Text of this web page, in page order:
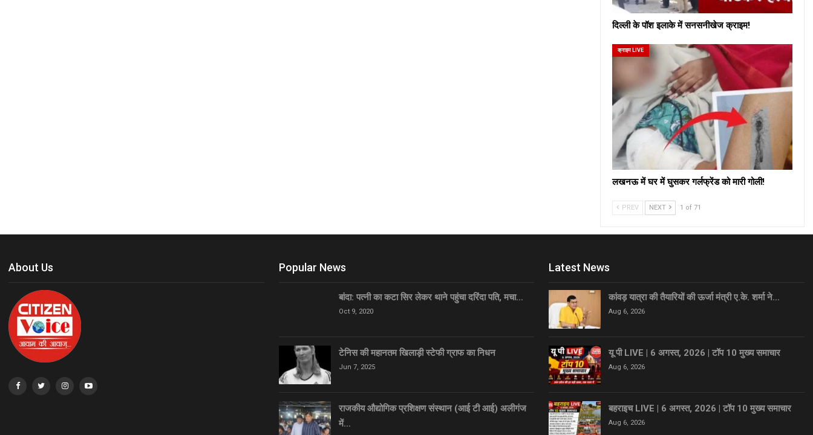
दिल्ली के पॉश इलाके में सनसनीखेज क्राइम!
क्राइम LIVE
लखनऊ में घर में घुसकर गर्लफ्रेंड को मारी गोली!
PREV NEXT 1 of 71
About Us Popular News
बांदा: पत्नी का कटा सिर लेकर थाने पहुंचा दरिंदा पति, मचा…
Oct 9, 2020
टेनिस की महानतम खिलाड़ी स्टेफी ग्राफ का निधन
Jun 7, 2025
राजकीय औद्योगिक प्रशिक्षण संस्थान (आई टी आई) अलीगंज
में…
Latest News
कांवड़ यात्रा की तैयारियों की ऊर्जा मंत्री ए.के. शर्मा ने…
Aug 6, 2026
यू पी LIVE | 6 अगस्त, 2026 | टॉप 10 मुख्य समाचार
Aug 6, 2026
बहराइच LIVE | 6 अगस्त, 2026 | टॉप 10 मुख्य समाचार
Aug 6, 2026